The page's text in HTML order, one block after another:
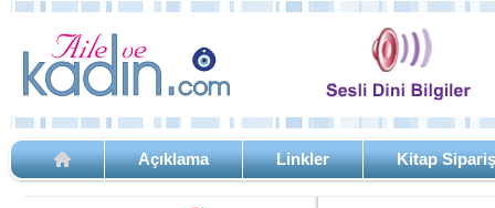
Açıklama Linkler Kitap